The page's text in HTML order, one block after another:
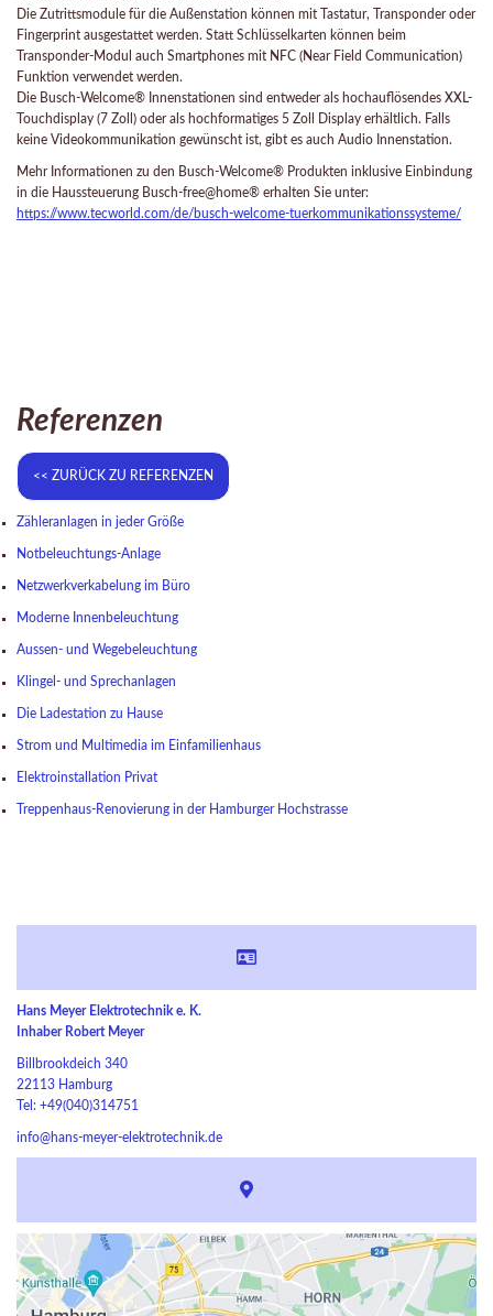
Die Zutrittsmodule für die Außenstation können mit Tastatur, Transponder oder
Fingerprint ausgestattet werden. Statt Schlüsselkarten können beim
Transponder-Modul auch Smartphones mit NFC (Near Field Communication)
Funktion verwendet werden.
Die Busch-Welcome® Innenstationen sind entweder als hochauflösendes XXL-
Touchdisplay (7 Zoll) oder als hochformatiges 5 Zoll Display erhältlich. Falls
keine Videokommunikation gewünscht ist, gibt es auch Audio Innenstation.
Mehr Informationen zu den Busch-Welcome® Produkten inklusive Einbindung
in die Haussteuerung Busch-free@home® erhalten Sie unter:
https://www.tecworld.com/de/busch-welcome-tuerkommunikationssysteme/
Referenzen
Zähleranlagen in jeder Größe
Notbeleuchtungs-Anlage
Netzwerkverkabelung im Büro
Moderne Innenbeleuchtung
Aussen- und Wegebeleuchtung
Klingel- und Sprechanlagen
Die Ladestation zu Hause
Strom und Multimedia im Einfamilienhaus
Elektroinstallation Privat
Treppenhaus-Renovierung in der Hamburger Hochstrasse
Hans Meyer Elektrotechnik e. K.
Inhaber Robert Meyer
Billbrookdeich 340
22113 Hamburg
Tel: +49(040)314751
info@hans-meyer-elektrotechnik.de